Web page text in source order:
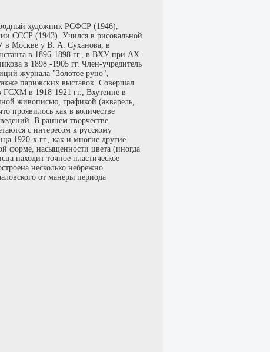
художник РСФСР (1946),
СССР (1943). Учился в рисовальной
в Москве у В. А. Суханова, в
в 1896-1898 гг., в ВХУ при АХ
в 1898 -1905 гг. Член-учредитель
журнала "Золотое руно",
парижских выставок. Совершал
ГСХМ в 1918-1921 гг., Вхутеине в
живописью, графикой (акварель,
проявилось как в количестве
В раннем творчестве
с интересом к русскому
1920-х гг., как и многие другие
форме, насыщенности цвета (иногда
находит точное пластическое
несколько небрежно.
от манеры периода